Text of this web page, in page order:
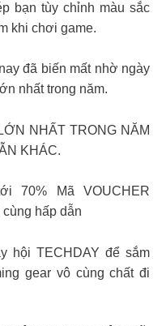
bạn tùy chỉnh màu sắc
khi chơi game.
đã biến mất nhờ ngày
nhất trong năm.
NHẤT TRONG NĂM
KHÁC.
70% Mã VOUCHER
hấp dẫn
hội TECHDAY để sắm
gear vô cùng chất đi